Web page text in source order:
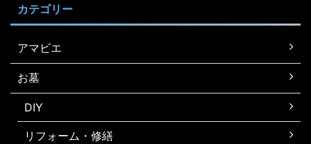
カテゴリー
アマビエ
お墓
DIY
リフォーム・修繕